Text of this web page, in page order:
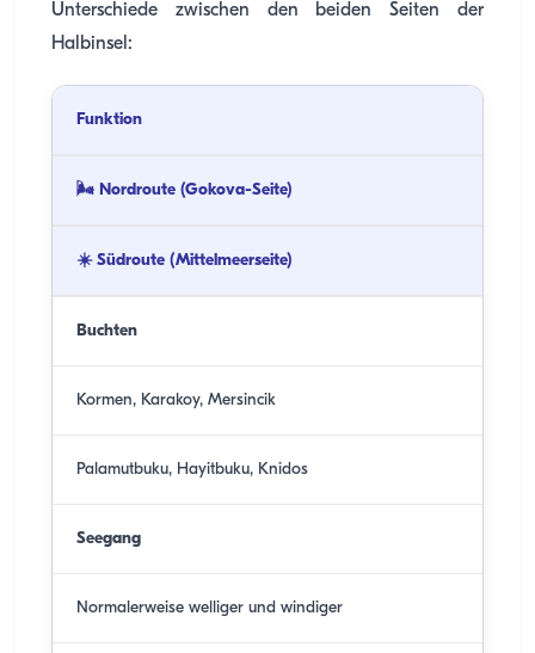
Unterschiede zwischen den beiden Seiten der
Halbinsel:
Funktion
🌬️ Nordroute (Gokova-Seite)
☀️ Südroute (Mittelmeerseite)
Buchten
Kormen, Karakoy, Mersincik
Palamutbuku, Hayitbuku, Knidos
Seegang
Normalerweise welliger und windiger